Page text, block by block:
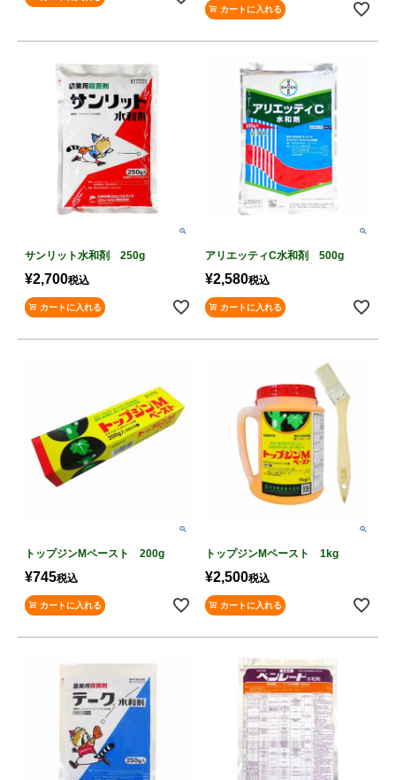
カートに入れる
サンリット水和剤 250g
¥2,700税込
カートに入れる
アリエッティC水和剤 500g
¥2,580税込
カートに入れる
トップジンMペースト 200g
¥745税込
カートに入れる
トップジンMペースト 1kg
¥2,500税込
カートに入れる